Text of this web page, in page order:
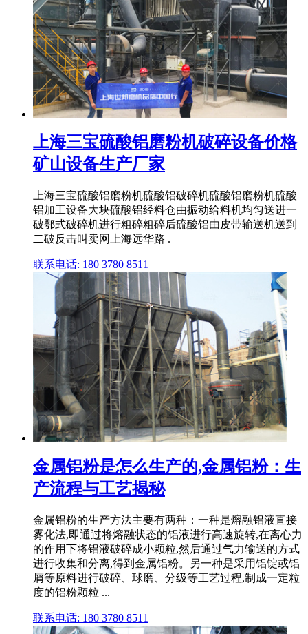
上海三宝硫酸铝磨粉机破碎设备价格
矿山设备生产厂家
上海三宝硫酸铝磨粉机硫酸铝破碎机硫酸铝磨粉机硫酸
铝加工设备大块硫酸铝经料仓由振动给料机均匀送进一
破鄂式破碎机进行粗碎粗碎后硫酸铝由皮带输送机送到
二破反击叫卖网上海远华路 .
联系电话: 180 3780 8511
金属铝粉是怎么生产的,金属铝粉：生
产流程与工艺揭秘
金属铝粉的生产方法主要有两种：一种是熔融铝液直接
雾化法,即通过将熔融状态的铝液进行高速旋转,在离心力
的作用下将铝液破碎成小颗粒,然后通过气力输送的方式
进行收集和分离,得到金属铝粉。另一种是采用铝锭或铝
屑等原料进行破碎、球磨、分级等工艺过程,制成一定粒
度的铝粉颗粒 ...
联系电话: 180 3780 8511